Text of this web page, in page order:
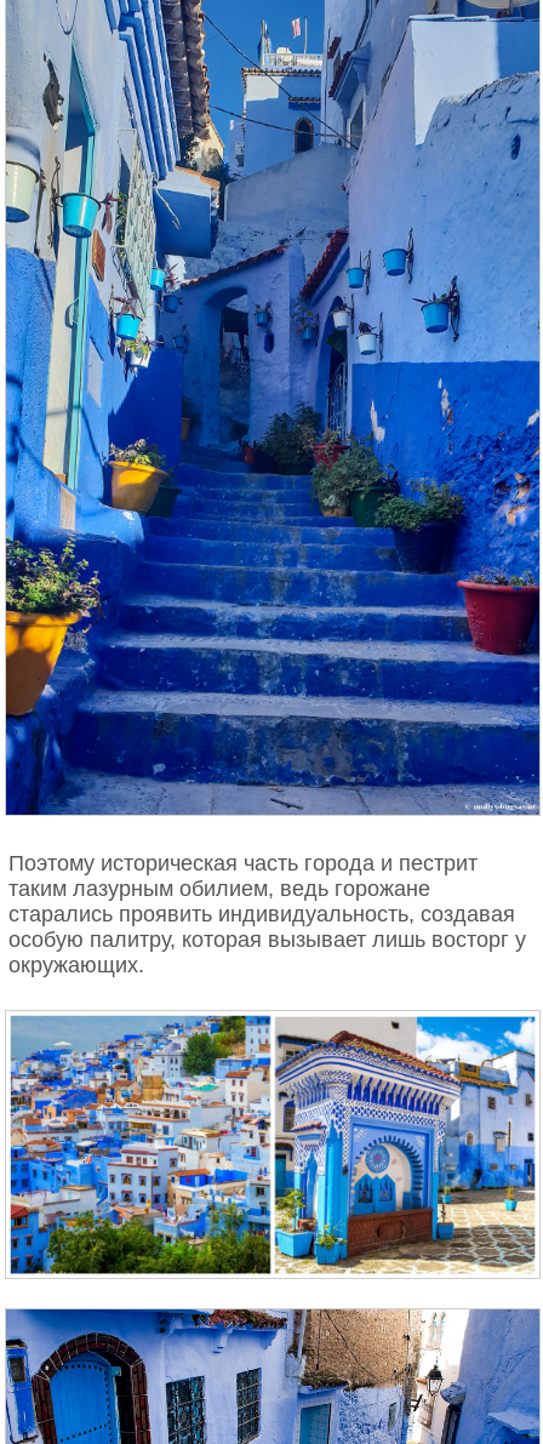
Поэтому историческая часть города и пестрит
таким лазурным обилием, ведь горожане
старались проявить индивидуальность, создавая
особую палитру, которая вызывает лишь восторг у
окружающих.